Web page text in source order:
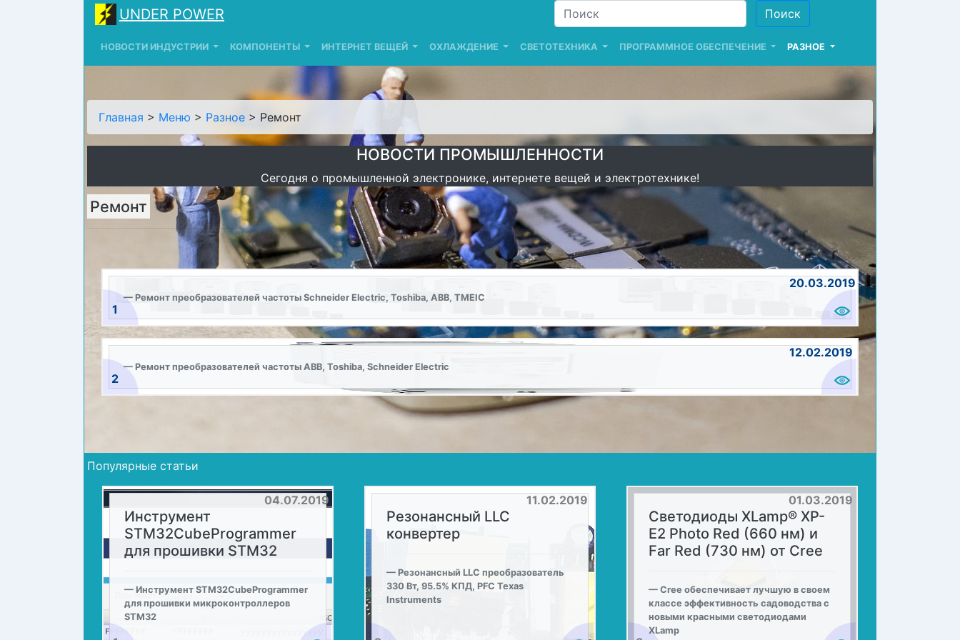
UNDER POWER
НОВОСТИ ИНДУСТРИИ КОМПОНЕНТЫ ИНТЕРНЕТ ВЕЩЕЙ ОХЛАЖДЕНИЕ СВЕТОТЕХНИКА ПРОГРАММНОЕ ОБЕСПЕЧЕНИЕ РАЗНОЕ
Главная > Меню > Разное > Ремонт
НОВОСТИ ПРОМЫШЛЕННОСТИ
Сегодня о промышленной электронике, интернете вещей и электротехнике!
Ремонт
Ремонт преобразователей частоты Schneider Electric, Toshiba, ABB, TMEIC
20.03.2019
1
Ремонт преобразователей частоты ABB, Toshiba, Schneider Electric
12.02.2019
2
Популярные статьи
Инструмент
STM32CubeProgrammer
для прошивки STM32
Инструмент STM32CubeProgrammer
для прошивки микроконтроллеров
STM32
04.07.2019
Резонансный LLC
конвертер
Резонансный LLC преобразователь
330 Вт, 95.5% КПД, PFC Texas
Instruments
11.02.2019
Светодиоды XLamp® XP-
E2 Photo Red (660 нм) и
Far Red (730 нм) от Cree
Cree обеспечивает лучшую в своем
классе эффективность садоводства с
новыми красными светодиодами
XLamp
01.03.2019